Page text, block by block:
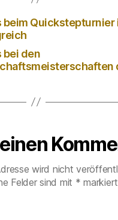
beim Quickstepturnier
bei den
wird nicht
Felder sind mit * markiert